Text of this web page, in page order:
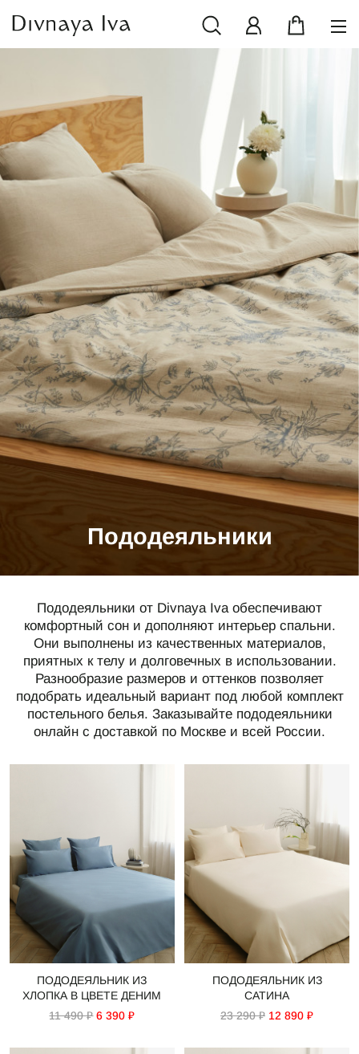
Пододеяльники
Пододеяльники от Divnaya Iva обеспечивают
комфортный сон и дополняют интерьер спальни.
Они выполнены из качественных материалов,
приятных к телу и долговечных в использовании.
Разнообразие размеров и оттенков позволяет
подобрать идеальный вариант под любой комплект
постельного белья. Заказывайте пододеяльники
онлайн с доставкой по Москве и всей России.
ПОДОДЕЯЛЬНИК ИЗ
ХЛОПКА В ЦВЕТЕ ДЕНИМ
11 490 ₽6 390 ₽
ПОДОДЕЯЛЬНИК ИЗ
САТИНА
23 290 ₽ 12 890 ₽
СМОТРЕТЬ ВСЕ
РАСПРОДАЖА
ПОСУДА И СЕРВИРОВКА
ТЕКСТИЛЬ ДЛЯ ДОМА
МЕБЕЛЬ
КОЛЛЕКЦИИ ПОСТЕЛЬНОГО БЕЛЬЯ
КОЛЛЕКЦИЯ ИЗ МАССИВА ДУБА
СПЕЦИАЛЬНЫЕ ПРЕДЛОЖЕНИЯ
ИДЕИ ДЛЯ ПОДАРКОВ
ПОДАРОЧНАЯ КАРТА
Магазины
ПОКУПАТЕЛЯМ
Подарочная карта
Обмен и возврат
B2B
Полезные статьи
КОНТАКТЫ
+7 495 011-28-05
Телеграм
Whats App